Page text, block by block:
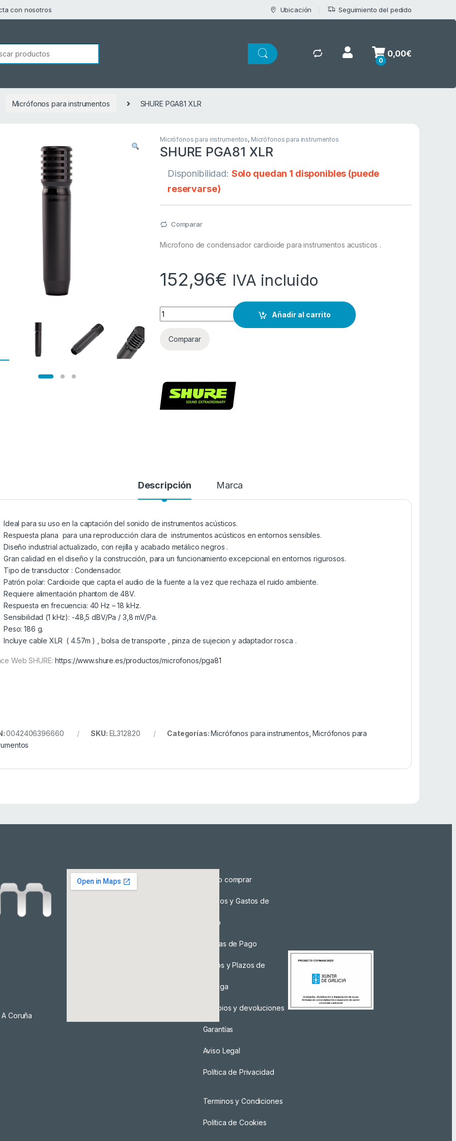
con nosotros Ubicación Seguimiento del pedido
de:
0
0,00€
Micrófonos para instrumentos SHURE PGA81 XLR
Micrófonos para instrumentos, Micrófonos para instrumentos
SHURE PGA81 XLR
Disponibilidad: Solo quedan 1 disponibles (puede
reservarse)
Comparar
Microfono de condensador cardioide para instrumentos acusticos .
152,96€ IVA incluido
Cantidad
Añadir al carrito
Comparar
Descripción Marca
Ideal para su uso en la captación del sonido de instrumentos acústicos.
Respuesta plana para una reproducción clara de instrumentos acústicos en entornos sensibles.
Diseño industrial actualizado, con rejilla y acabado metálico negros .
Gran calidad en el diseño y la construcción, para un funcionamiento excepcional en entornos rigurosos.
Tipo de transductor : Condensador.
Patrón polar: Cardioide que capta el audio de la fuente a la vez que rechaza el ruido ambiente.
Requiere alimentación phantom de 48V.
Respuesta en frecuencia: 40 Hz – 18 kHz.
Sensibilidad (1 kHz): -48,5 dBV/Pa / 3,8 mV/Pa.
Peso: 186 g.
Incluye cable XLR ( 4.57m ) , bolsa de transporte , pinza de sujecion y adaptador rosca .
Web SHURE:https://www.shure.es/productos/microfonos/pga81
0042406396660 SKU: EL312820 Categorías:Micrófonos para instrumentos ,Micrófonos para
Coruña
Cómo comprar
Precios y Gastos de
Envío
Formas de Pago
Envíos y Plazos de
Entrega
Cambios y devoluciones
Garantías
Aviso Legal
Política de Privacidad
Terminos y Condiciones
Política de Cookies